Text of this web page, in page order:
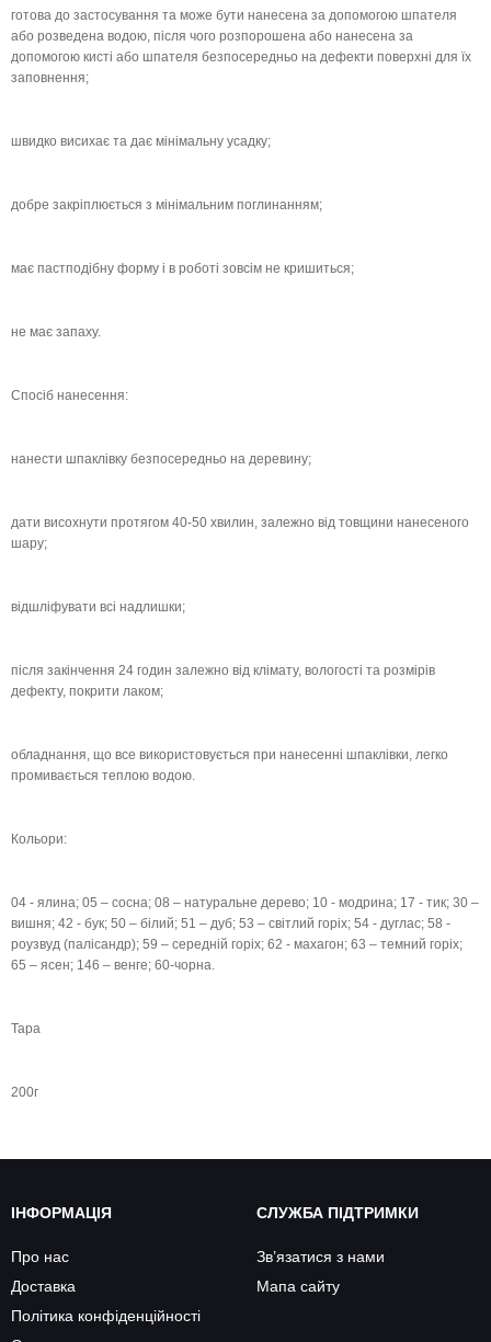
готова до застосування та може бути нанесена за допомогою шпателя
або розведена водою, після чого розпорошена або нанесена за
допомогою кисті або шпателя безпосередньо на дефекти поверхні для їх
заповнення;
швидко висихає та дає мінімальну усадку;
добре закріплюється з мінімальним поглинанням;
має пастподібну форму і в роботі зовсім не кришиться;
не має запаху.
Спосіб нанесення:
нанести шпаклівку безпосередньо на деревину;
дати висохнути протягом 40-50 хвилин, залежно від товщини нанесеного
шару;
відшліфувати всі надлишки;
після закінчення 24 годин залежно від клімату, вологості та розмірів
дефекту, покрити лаком;
обладнання, що все використовується при нанесенні шпаклівки, легко
промивається теплою водою.
Кольори:
04 - ялина; 05 – сосна; 08 – натуральне дерево; 10 - модрина; 17 - тик; 30 –
вишня; 42 - бук; 50 – білий; 51 – дуб; 53 – світлий горіх; 54 - дуглас; 58 -
роузвуд (палісандр); 59 – середній горіх; 62 - махагон; 63 – темний горіх;
65 – ясен; 146 – венге; 60-чорна.
Тара
200г
ІНФОРМАЦІЯ
Про нас
Доставка
Політика конфіденційності
СЛУЖБА ПІДТРИМКИ
Зв’язатися з нами
Мапа сайту